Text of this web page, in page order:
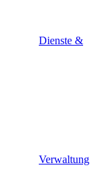
Dienste &
Verwaltung